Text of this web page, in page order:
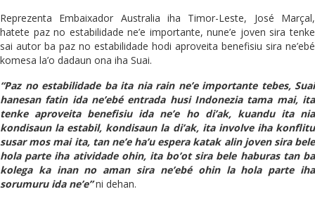
Reprezenta Embaixador Australia iha Timor-Leste, José Marçal,
hatete paz no estabilidade ne’e importante, nune’e joven sira tenke
sai autor ba paz no estabilidade hodi aproveita benefisiu sira ne’ebé
komesa la’o dadaun ona iha Suai.
“Paz no estabilidade ba ita nia rain ne’e importante tebes, Suai
hanesan fatin ida ne’ebé entrada husi Indonezia tama mai, ita
tenke aproveita benefisiu ida ne’e ho di’ak, kuandu ita nia
kondisaun la estabil, kondisaun la di’ak, ita involve iha konflitu
susar mos mai ita, tan ne’e ha’u espera katak alin joven sira bele
hola parte iha atividade ohin, ita bo’ot sira bele haburas tan ba
kolega ka inan no aman sira ne’ebé ohin la hola parte iha
sorumuru ida ne’e”ni dehan.